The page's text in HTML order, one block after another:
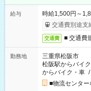
給与
時給1,500円～
交通費別途支
交通費 ■ 交通費
勤務地
三重県松阪市
松阪駅からバイ
からバイク・車 /
■物流センタ